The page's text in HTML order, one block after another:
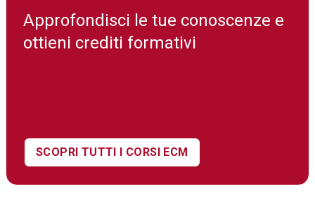
Approfondisci le tue conoscenze e
ottieni crediti formativi
SCOPRI TUTTI I CORSI ECM